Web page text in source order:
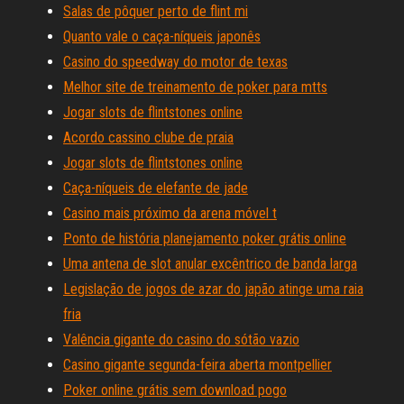
Salas de pôquer perto de flint mi
Quanto vale o caça-níqueis japonês
Casino do speedway do motor de texas
Melhor site de treinamento de poker para mtts
Jogar slots de flintstones online
Acordo cassino clube de praia
Jogar slots de flintstones online
Caça-níqueis de elefante de jade
Casino mais próximo da arena móvel t
Ponto de história planejamento poker grátis online
Uma antena de slot anular excêntrico de banda larga
Legislação de jogos de azar do japão atinge uma raia
fria
Valência gigante do casino do sótão vazio
Casino gigante segunda-feira aberta montpellier
Poker online grátis sem download pogo